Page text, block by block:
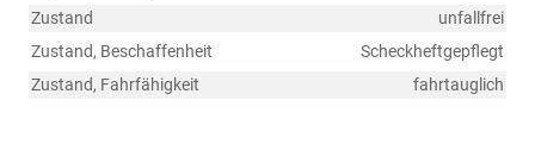
Zustand
unfallfrei
Zustand, Beschaffenheit
Scheckheftgepflegt
Zustand, Fahrfähigkeit
fahrtauglich